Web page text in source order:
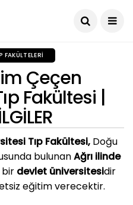
FAKÜLTELERI
Çeçen
Fakültesi |
Tıp Fakültesi, Doğu
bulunanAğrı ilinde
bir devlet üniversitesidir
eğitim verecektir.